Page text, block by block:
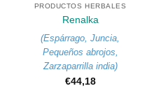
PRODUCTOS HERBALES
Renalka
(Espárrago Juncia
Pequeños abrojos
Zarzaparrilla india)
€44,18